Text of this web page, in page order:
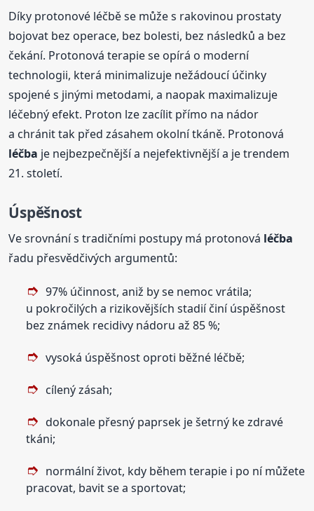
Díky protonové léčbě se může s rakovinou prostaty
bojovat bez operace, bez bolesti, bez následků a bez
čekání. Protonová terapie se opírá o moderní
technologii, která minimalizuje nežádoucí účinky
spojené s jinými metodami, a naopak maximalizuje
léčebný efekt. Proton lze zacílit přímo na nádor
a chránit tak před zásahem okolní tkáně. Protonová
léčba je nejbezpečnější a nejefektivnější a je trendem
21. století.
Úspěšnost
Ve srovnání s tradičními postupy má protonová léčba
řadu přesvědčivých argumentů:
97% účinnost, aniž by se nemoc vrátila;
u pokročilých a rizikovějších stadií činí úspěšnost
bez známek recidivy nádoru až 85 %;
vysoká úspěšnost oproti běžné léčbě;
cílený zásah;
dokonale přesný paprsek je šetrný ke zdravé
tkáni;
normální život, kdy během terapie i po ní můžete
pracovat, bavit se a sportovat;